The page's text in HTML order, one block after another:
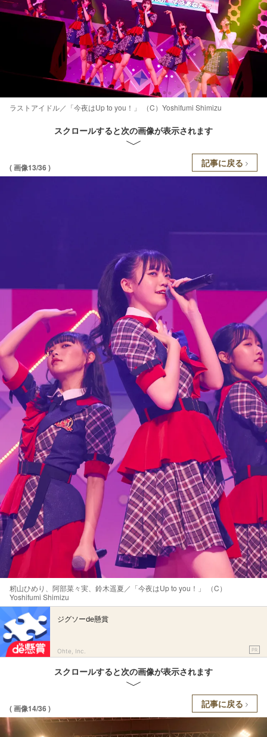
ラストアイドル／「今夜はUp to you！」 （C）Yoshifumi Shimizu
スクロールすると次の画像が表示されます
( 画像13/36 ) 記事に戻る
籾山ひめり、阿部菜々実、鈴木遥夏／「今夜はUp to you！」 （C）
Yoshifumi Shimizu
ジグソーde懸賞
Ohte, Inc. PR
スクロールすると次の画像が表示されます
( 画像14/36 ) 記事に戻る